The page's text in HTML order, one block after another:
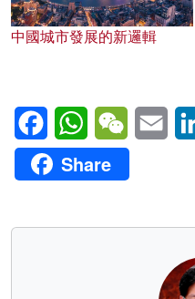
中國城市發展的新邏輯
FacebookWhatsAppWeChatEmail
Share